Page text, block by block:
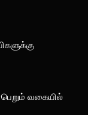
வகையில்